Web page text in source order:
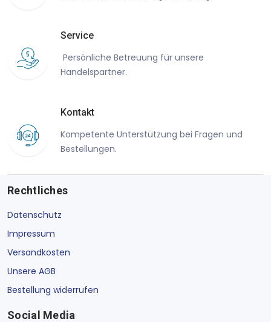
Service
Persönliche Betreuung für unsere
Handelspartner.
Kontakt
Kompetente Unterstützung bei Fragen und
Bestellungen.
Rechtliches
Datenschutz
Impressum
Versandkosten
Unsere AGB
Bestellung widerrufen
Social Media